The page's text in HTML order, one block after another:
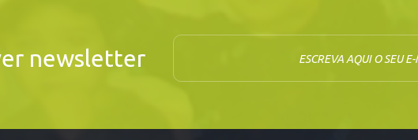
newsletter E-mail